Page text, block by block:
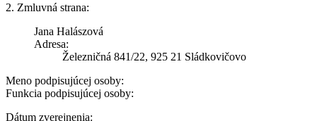
2. Zmluvná strana:
Jana Halászová
Adresa:
Železničná 841/22, 925 21 Sládkovičovo
Meno podpisujúcej osoby:
Funkcia podpisujúcej osoby:
Dátum zverejnenia: